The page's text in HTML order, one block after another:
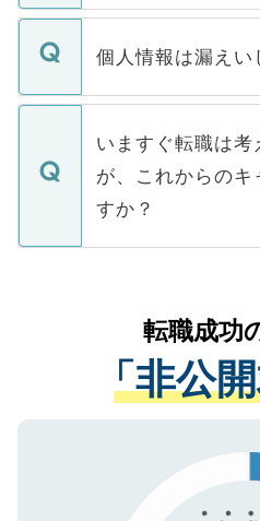
ません。
■応募殺到を避ける
関を公にしてしまう
に、医療機関が求め
みを人材紹介会社に
ています。
転職・入職を強要す
ん。また、仮に応募
定を承諾する必要は
の辞退の連絡はキャ
個人情報は漏えい
個人情報が漏えいす
で、ご安心ください
などで収集したご登
ご本人のキャリアア
支援を目的に使用い
ているすべての個人
は、個人情報の取り
管理基準を満たした
る、プライバシーマ
で、機密保持に関し
いますぐ転職は
が、これからのキ
すか？
かがいして、現在の
経験をまじえながら
させていただきます
ない方には、長期的
ので、まずはご登録
転職成功
「非公